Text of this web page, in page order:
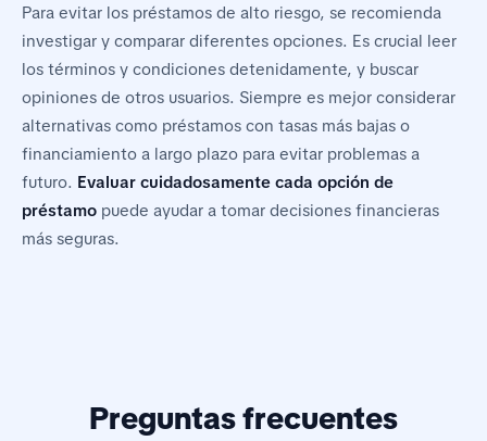
Para evitar los préstamos de alto riesgo, se recomienda
investigar y comparar diferentes opciones. Es crucial leer
los términos y condiciones detenidamente, y buscar
opiniones de otros usuarios. Siempre es mejor considerar
alternativas como préstamos con tasas más bajas o
financiamiento a largo plazo para evitar problemas a
futuro. Evaluar cuidadosamente cada opción de
préstamo puede ayudar a tomar decisiones financieras
más seguras.
Preguntas frecuentes